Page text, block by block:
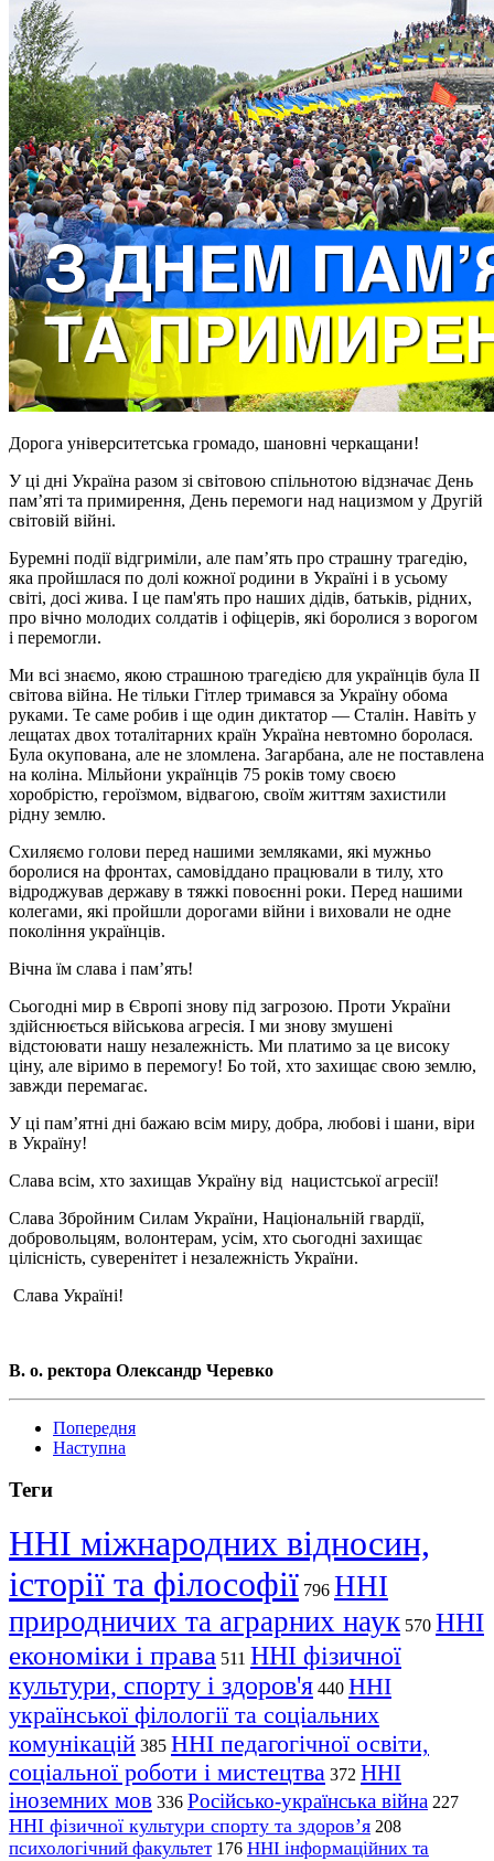
Дорога університетська громадо, шановні черкащани!
У ці дні Україна разом зі світовою спільнотою відзначає День
пам’яті та примирення, День перемоги над нацизмом у Другій
світовій війні.
Буремні події відгриміли, але пам’ять про страшну трагедію,
яка пройшлася по долі кожної родини в Україні і в усьому
світі, досі жива. І це пам'ять про наших дідів, батьків, рідних,
про вічно молодих солдатів і офіцерів, які боролися з ворогом
і перемогли.
Ми всі знаємо, якою страшною трагедією для українців була ІІ
світова війна. Не тільки Гітлер тримався за Україну обома
руками. Те саме робив і ще один диктатор — Сталін. Навіть у
лещатах двох тоталітарних країн Україна невтомно боролася.
Була окупована, але не зломлена. Загарбана, але не поставлена
на коліна. Мільйони українців 75 років тому своєю
хоробрістю, героїзмом, відвагою, своїм життям захистили
рідну землю.
Схиляємо голови перед нашими земляками, які мужньо
боролися на фронтах, самовіддано працювали в тилу, хто
відроджував державу в тяжкі повоєнні роки. Перед нашими
колегами, які пройшли дорогами війни і виховали не одне
покоління українців.
Вічна їм слава і пам’ять!
Сьогодні мир в Європі знову під загрозою. Проти України
здійснюється військова агресія. І ми знову змушені
відстоювати нашу незалежність. Ми платимо за це високу
ціну, але віримо в перемогу! Бо той, хто захищає свою землю,
завжди перемагає.
У ці пам’ятні дні бажаю всім миру, добра, любові і шани, віри
в Україну!
Слава всім, хто захищав Україну від нацистської агресії!
Слава Збройним Силам України, Національній гвардії,
добровольцям, волонтерам, усім, хто сьогодні захищає
цілісність, суверенітет і незалежність України.
Слава Україні!
В. о. ректора Олександр Черевко
Попередня
Наступна
Теги
ННІ міжнародних відносин,
історії та філософії 796 ННІ
природничих та аграрних наук 570 ННІ
економіки і права 511 ННІ фізичної
культури, спорту і здоров'я 440 ННІ
української філології та соціальних
комунікацій 385 ННІ педагогічної освіти,
соціальної роботи і мистецтва 372 ННІ
іноземних мов 336 Російсько-українська війна 227
ННІ фізичної культури спорту та здоров’я 208
психологічний факультет 176 ННІ інформаційних та